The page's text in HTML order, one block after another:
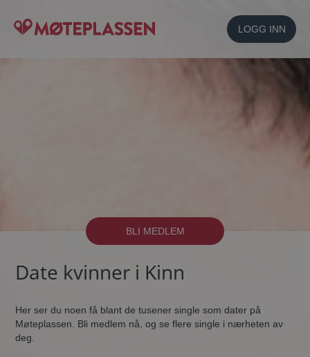
LOGG INN
BLI MEDLEM
Date kvinner i Kinn
Her ser du noen få blant de tusener single som dater på
Møteplassen. Bli medlem nå, og se flere single i nærheten av
deg.